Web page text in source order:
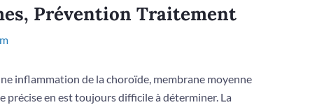
Prévention Traitement
inflammation de la choroïde, membrane moyenne
précise en est toujours difficile à déterminer. La